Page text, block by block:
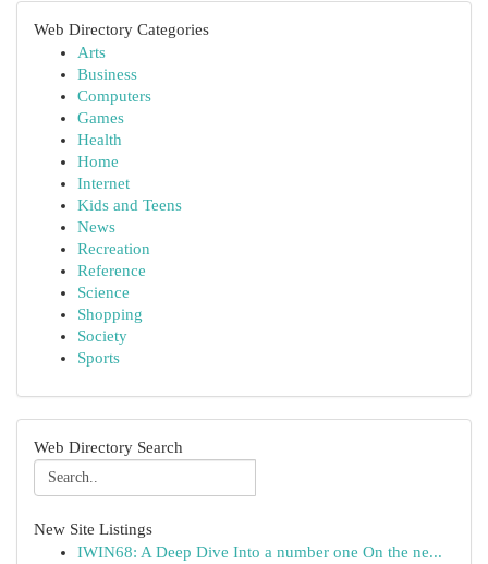
Web Directory Categories
Arts
Business
Computers
Games
Health
Home
Internet
Kids and Teens
News
Recreation
Reference
Science
Shopping
Society
Sports
Web Directory Search
New Site Listings
IWIN68: A Deep Dive Into a number one On the ne...